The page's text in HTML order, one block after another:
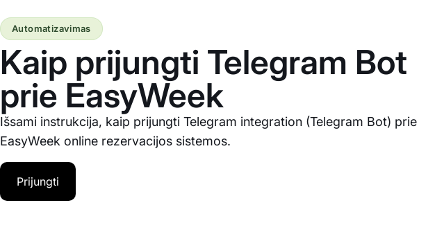
Kaip prijungti Telegram Bot
prie EasyWeek
Išsami instrukcija, kaip prijungti Telegram integration (Telegram Bot) prie
EasyWeek online rezervacijos sistemos.
Automatizavimas
Prijungti